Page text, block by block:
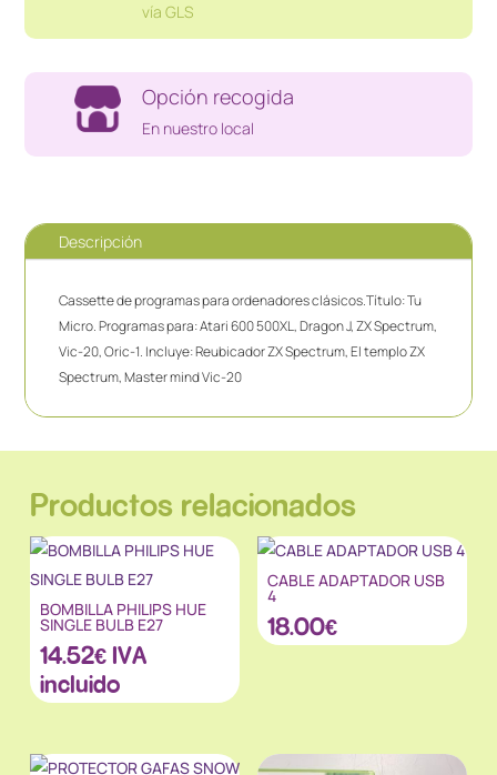
vía GLS
Opción recogida
En nuestro local
Descripción
Cassette de programas para ordenadores clásicos.Título: Tu
Micro. Programas para: Atari 600 500XL, Dragon J, ZX Spectrum,
Vic-20, Oric-1. Incluye: Reubicador ZX Spectrum, El templo ZX
Spectrum, Master mind Vic-20
Productos relacionados
BOMBILLA PHILIPS HUE
SINGLE BULB E27
14.52€ IVA
incluido
CABLE ADAPTADOR USB
4
18.00€